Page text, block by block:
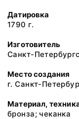
Датировка
1790 г.
Изготовитель
Санкт-
Место создания
г. Санкт-
Материал,
бронза; чеканка